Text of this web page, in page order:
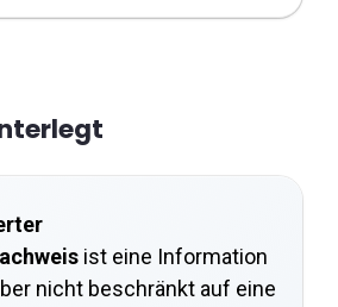
ist eine Information
nicht beschränkt auf eine